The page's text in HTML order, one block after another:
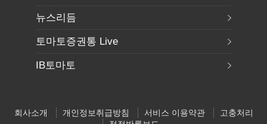
뉴스리듬
토마토증권통 Live
IB토마토
회사소개 개인정보취급방침 서비스 이용약관
고충처리